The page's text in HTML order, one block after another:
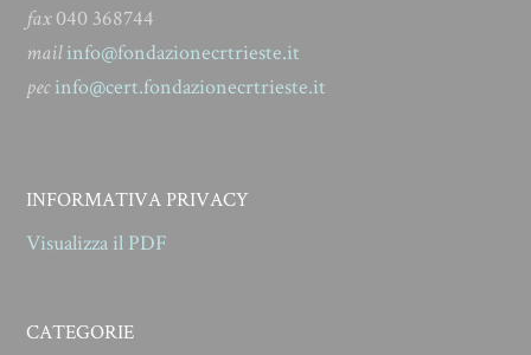
fax040 368744
mailinfo@fondazionecrtrieste.it
pecinfo@cert.fondazionecrtrieste.it
INFORMATIVA PRIVACY
Visualizza il PDF
CATEGORIE